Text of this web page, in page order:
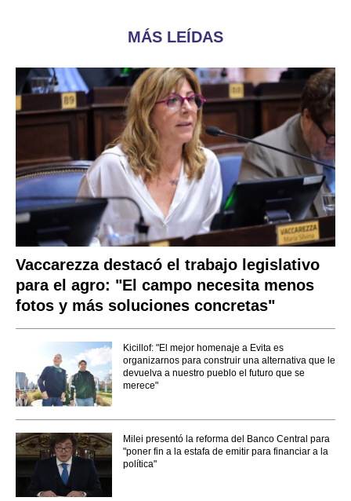
MÁS LEÍDAS
Vaccarezza destacó el trabajo legislativo
para el agro: "El campo necesita menos
fotos y más soluciones concretas"
Kicillof: "El mejor homenaje a Evita es
organizarnos para construir una alternativa que le
devuelva a nuestro pueblo el futuro que se
merece"
Milei presentó la reforma del Banco Central para
"poner fin a la estafa de emitir para financiar a la
política"